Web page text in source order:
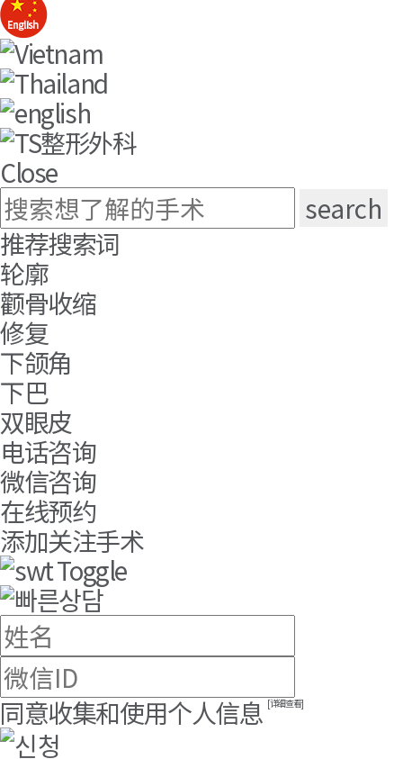
Close
推荐搜索词
轮廓
颧骨收缩
修复
下颌角
下巴
双眼皮
电话咨询
微信咨询
在线预约
添加关注手术
Toggle
同意收集和使用个人信息 [详细查看]